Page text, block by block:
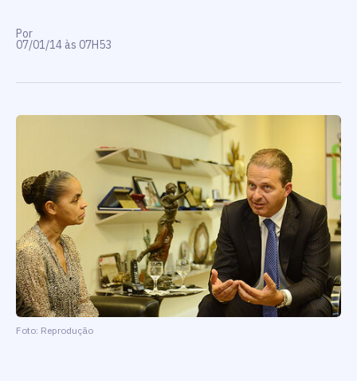
Por
07/01/14 às 07H53
Foto: Reprodução